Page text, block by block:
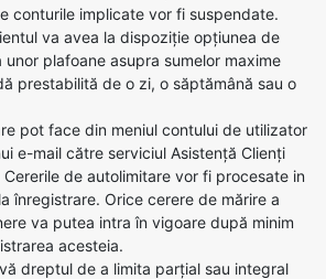
conturile implicate vor fi suspendate.
va avea la dispoziție opțiunea de
plafoane asupra sumelor maxime
prestabilită de o zi, o săptămână sau o
pot face din meniul contului de utilizator
e-mail către serviciul Asistență Clienți
de autolimitare vor fi procesate in
înregistrare. Orice cerere de mărire a
va putea intra în vigoare după minim
acesteia.
dreptul de a limita parțial sau integral